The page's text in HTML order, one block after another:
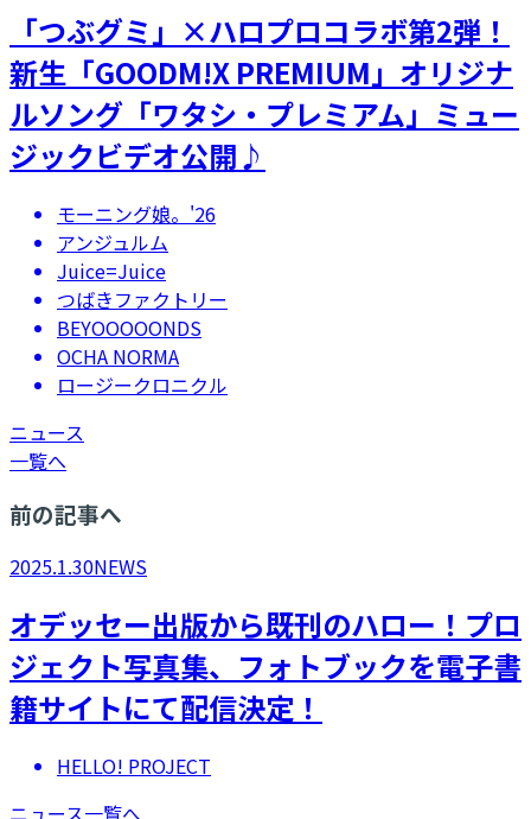
「つぶグミ」×ハロプロコラボ第2弾！
新生「GOODM!X PREMIUM」オリジナ
ルソング「ワタシ・プレミアム」ミュー
ジックビデオ公開♪
モーニング娘。'26
アンジュルム
Juice=Juice
つばきファクトリー
BEYOOOOONDS
OCHA NORMA
ロージークロニクル
ニュース
一覧へ
前の記事へ
2025.1.30NEWS
オデッセー出版から既刊のハロー！プロ
ジェクト写真集、フォトブックを電子書
籍サイトにて配信決定！
HELLO! PROJECT